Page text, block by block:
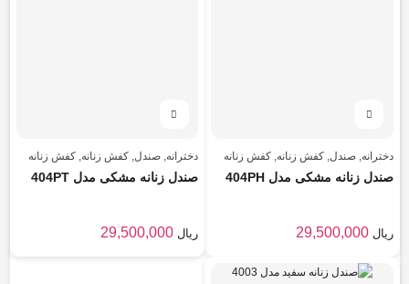
دخترانه,صندل,کفش زنانه,کفش زنانه
صندل زنانه مشکی مدل 404PH
29,500,000 ریال
دخترانه, صندل, کفش زنانه, کفش زنانه
صندل زنانه مشکی مدل 404PT
29,500,000 ریال